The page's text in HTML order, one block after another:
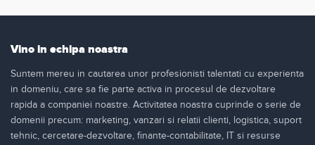
Vino in echipa noastra
Suntem mereu in cautarea unor profesionisti talentati cu experienta
in domeniu, care sa fie parte activa in procesul de dezvoltare
rapida a companiei noastre. Activitatea noastra cuprinde o serie de
domenii precum: marketing, vanzari si relatii clienti, logistica, suport
tehnic, cercetare-dezvoltare, finante-contabilitate, IT si resurse